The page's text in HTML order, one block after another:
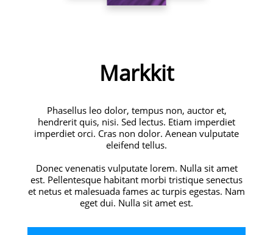
Markkit
Phasellus leo dolor, tempus non, auctor et,
hendrerit quis, nisi. Sed lectus. Etiam imperdiet
imperdiet orci. Cras non dolor. Aenean vulputate
eleifend tellus.
Donec venenatis vulputate lorem. Nulla sit amet
est. Pellentesque habitant morbi tristique senectus
et netus et malesuada fames ac turpis egestas. Nam
eget dui. Nulla sit amet est.